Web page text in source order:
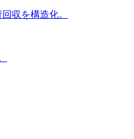
収を構造化。